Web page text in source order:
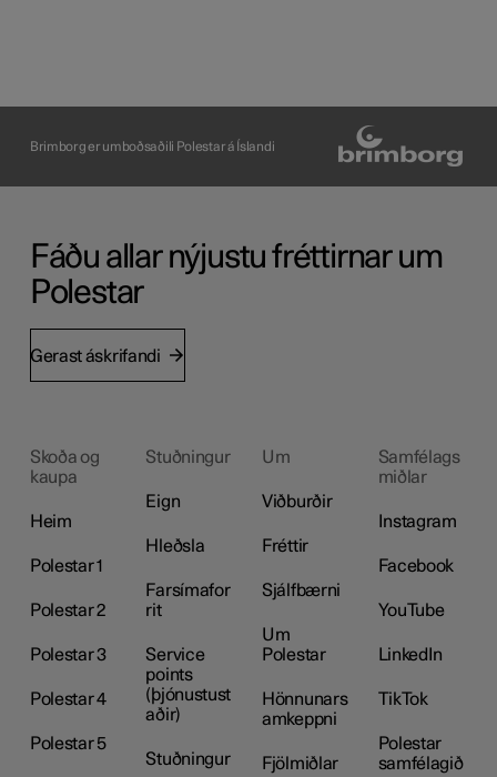
Brimborg er umboðsaðili Polestar á Íslandi
Fáðu allar nýjustu fréttirnar um
Polestar
Gerast áskrifandi
Skoða og
kaupa
Heim
Polestar 1
Polestar 2
Polestar 3
Polestar 4
Polestar 5
Stuðningur
Eign
Hleðsla
Farsímafor
rit
Service
points
(þjónustust
aðir)
Stuðningur
Um
Viðburðir
Fréttir
Sjálfbærni
Um
Polestar
Hönnunars
amkeppni
Fjölmiðlar
Samfélags
miðlar
Instagram
Facebook
YouTube
LinkedIn
TikTok
Polestar
samfélagið